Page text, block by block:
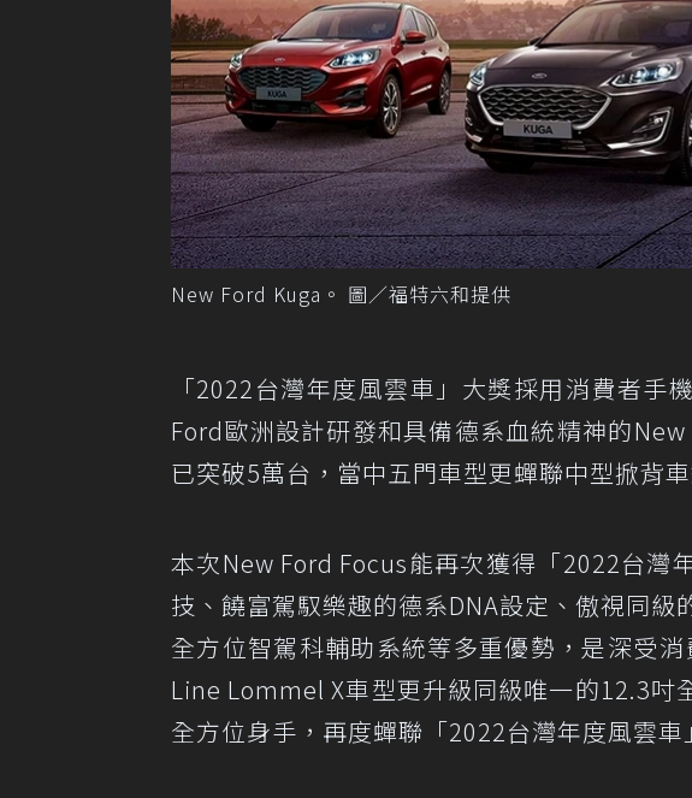
New Ford Kuga。 圖／福特六和提供
「2022台灣年度風雲車」大獎採用消費者手
Ford歐洲設計研發和具備德系血統精神的
已突破5萬台，當中五門車型更蟬聯中型掀背
本次New Ford Focus能再次獲得「2022台灣
技、饒富駕馭樂趣的德系DNA設定、傲視同級
全方位智駕科輔助系統等多重優勢，是深受
Line Lommel X車型更升級同級唯一的12.3吋
全方位身手，再度蟬聯「2022台灣年度風雲車